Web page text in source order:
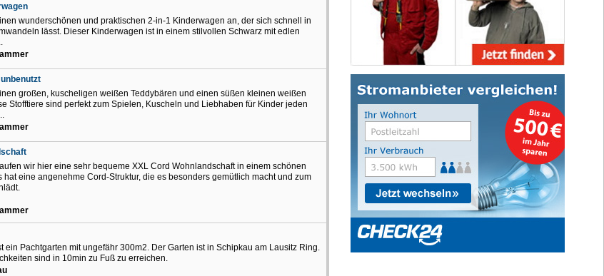
wunderschönen und praktischen 2-in-1 Kinderwagen an, der sich schnell in
lässt. Dieser Kinderwagen ist in einem stilvollen Schwarz mit edlen
großen, kuscheligen weißen Teddybären und einen süßen kleinen weißen
Stofftiere sind perfekt zum Spielen, Kuscheln und Liebhaben für Kinder jeden
wir hier eine sehr bequeme XXL Cord Wohnlandschaft in einem schönen
hat eine angenehme Cord-Struktur, die es besonders gemütlich macht und zum
ein Pachtgarten mit ungefähr 300m2. Der Garten ist in Schipkau am Lausitz Ring.
sind in 10min zu Fuß zu erreichen.